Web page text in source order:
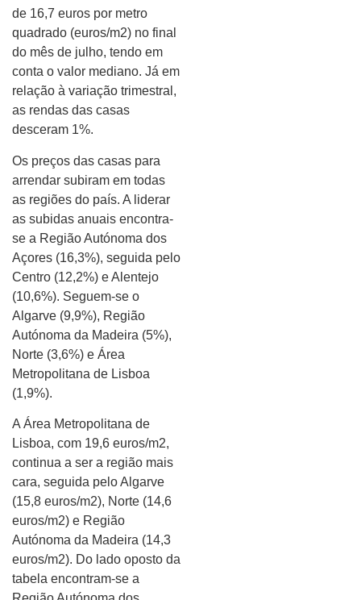
de 16,7 euros por metro
quadrado (euros/m2) no final
do mês de julho, tendo em
conta o valor mediano. Já em
relação à variação trimestral,
as rendas das casas
desceram 1%.
Os preços das casas para
arrendar subiram em todas
as regiões do país. A liderar
as subidas anuais encontra-
se a Região Autónoma dos
Açores (16,3%), seguida pelo
Centro (12,2%) e Alentejo
(10,6%). Seguem-se o
Algarve (9,9%), Região
Autónoma da Madeira (5%),
Norte (3,6%) e Área
Metropolitana de Lisboa
(1,9%).
A Área Metropolitana de
Lisboa, com 19,6 euros/m2,
continua a ser a região mais
cara, seguida pelo Algarve
(15,8 euros/m2), Norte (14,6
euros/m2) e Região
Autónoma da Madeira (14,3
euros/m2). Do lado oposto da
tabela encontram-se a